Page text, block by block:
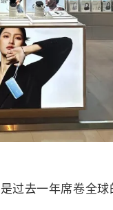
过去一年席卷全球